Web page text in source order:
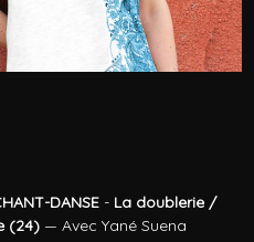
DANSE - La doublerie /
(24) — Avec Yané Suena